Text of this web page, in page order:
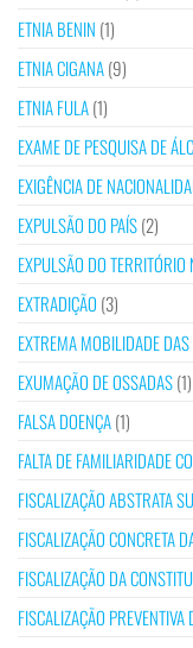
ETNIA BENIN (1)
ETNIA CIGANA(9)
ETNIA FULA(1)
EXAME DE PESQUISA DE
EXIGÊNCIA DE
EXPULSÃO DO PAÍS(2)
EXPULSÃO DO TERRITÓRIO
EXTRADIÇÃO (3)
EXTREMA MOBILIDADE
EXUMAÇÃO DE OSSADAS(1)
FALSA DOENÇA(1)
FALTA DE FAMILIARIDADE
FISCALIZAÇÃO ABSTRATA
FISCALIZAÇÃO CONCRETA
FISCALIZAÇÃO DA
FISCALIZAÇÃO